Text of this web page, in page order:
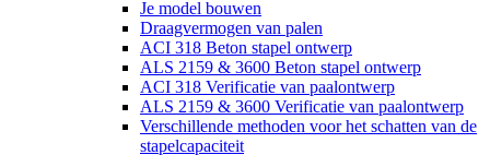
Je model bouwen
Draagvermogen van palen
ACI 318 Beton stapel ontwerp
ALS 2159 & 3600 Beton stapel ontwerp
ACI 318 Verificatie van paalontwerp
ALS 2159 & 3600 Verificatie van paalontwerp
Verschillende methoden voor het schatten van de
stapelcapaciteit